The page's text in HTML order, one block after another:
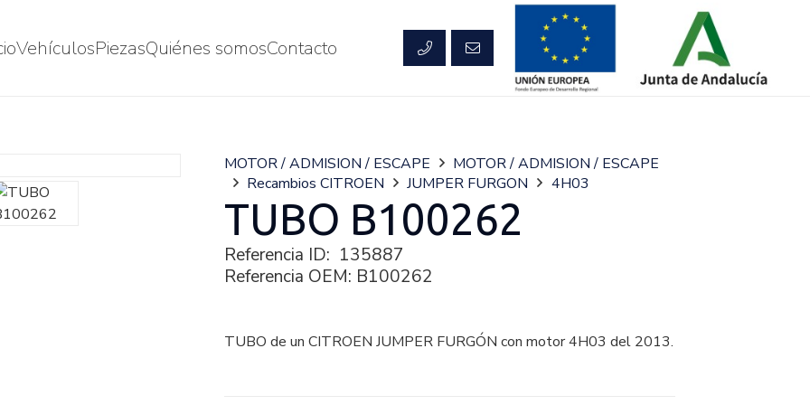
VehículosPiezasQuiénes somosContacto
MOTOR / ADMISION / ESCAPE
MOTOR / ADMISION / ESCAPE
Recambios CITROEN
JUMPER FURGON 4H03
TUBO B100262
Referencia ID: 135887
Referencia OEM: B100262
TUBO de un CITROEN JUMPER FURGÓN con motor 4H03 del 2013.